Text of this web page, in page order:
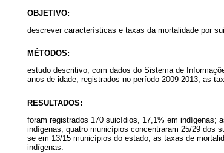
OBJETIVO:
descrever características e taxas da mortalidade por
MÉTODOS:
estudo descritivo, com dados do Sistema de
anos de idade, registrados no período 2009-2013; as
RESULTADOS:
foram registrados 170 suicídios, 17,1% em indígenas;
indígenas; quatro municípios concentraram 25/29 dos
se em 13/15 municípios do estado; as taxas de
indígenas.